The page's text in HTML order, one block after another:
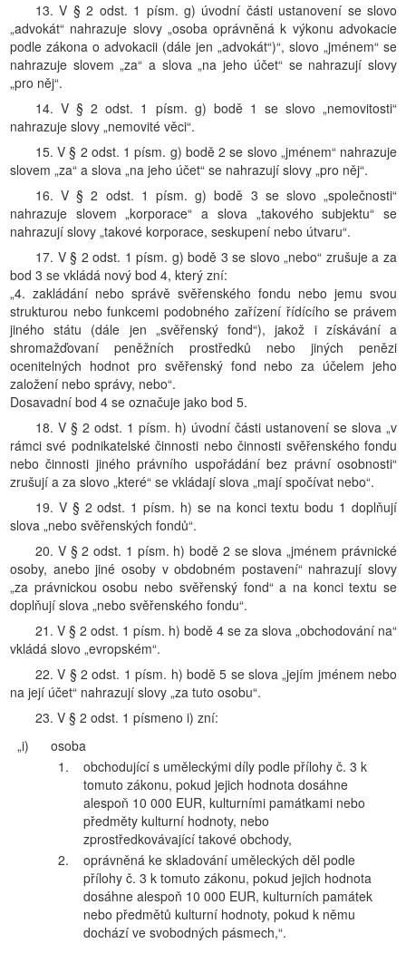
13. V § 2 odst. 1 písm. g) úvodní části ustanovení se slovo
„advokát“ nahrazuje slovy „osoba oprávněná k výkonu advokacie
podle zákona o advokacii (dále jen „advokát“)“, slovo „jménem“ se
nahrazuje slovem „za“ a slova „na jeho účet“ se nahrazují slovy
„pro něj“.
14. V § 2 odst. 1 písm. g) bodě 1 se slovo „nemovitosti“
nahrazuje slovy „nemovité věci“.
15. V § 2 odst. 1 písm. g) bodě 2 se slovo „jménem“ nahrazuje
slovem „za“ a slova „na jeho účet“ se nahrazují slovy „pro něj“.
16. V § 2 odst. 1 písm. g) bodě 3 se slovo „společnosti“
nahrazuje slovem „korporace“ a slova „takového subjektu“ se
nahrazují slovy „takové korporace, seskupení nebo útvaru“.
17. V § 2 odst. 1 písm. g) bodě 3 se slovo „nebo“ zrušuje a za
bod 3 se vkládá nový bod 4, který zní:
„4. zakládání nebo správě svěřenského fondu nebo jemu svou
strukturou nebo funkcemi podobného zařízení řídícího se právem
jiného státu (dále jen „svěřenský fond“), jakož i získávání a
shromažďovaní peněžních prostředků nebo jiných penězi
ocenitelných hodnot pro svěřenský fond nebo za účelem jeho
založení nebo správy, nebo“.
Dosavadní bod 4 se označuje jako bod 5.
18. V § 2 odst. 1 písm. h) úvodní části ustanovení se slova „v
rámci své podnikatelské činnosti nebo činnosti svěřenského fondu
nebo činnosti jiného právního uspořádání bez právní osobnosti“
zrušují a za slovo „které“ se vkládají slova „mají spočívat nebo“.
19. V § 2 odst. 1 písm. h) se na konci textu bodu 1 doplňují
slova „nebo svěřenských fondů“.
20. V § 2 odst. 1 písm. h) bodě 2 se slova „jménem právnické
osoby, anebo jiné osoby v obdobném postavení“ nahrazují slovy
„za právnickou osobu nebo svěřenský fond“ a na konci textu se
doplňují slova „nebo svěřenského fondu“.
21. V § 2 odst. 1 písm. h) bodě 4 se za slova „obchodování na“
vkládá slovo „evropském“.
22. V § 2 odst. 1 písm. h) bodě 5 se slova „jejím jménem nebo
na její účet“ nahrazují slovy „za tuto osobu“.
23. V § 2 odst. 1 písmeno i) zní:
„i)
osoba
1.
obchodující s uměleckými díly podle přílohy č. 3 k
tomuto zákonu, pokud jejich hodnota dosáhne
alespoň 10 000 EUR, kulturními památkami nebo
předměty kulturní hodnoty, nebo
zprostředkovávající takové obchody,
2.
oprávněná ke skladování uměleckých děl podle
přílohy č. 3 k tomuto zákonu, pokud jejich hodnota
dosáhne alespoň 10 000 EUR, kulturních památek
nebo předmětů kulturní hodnoty, pokud k němu
dochází ve svobodných pásmech,“.